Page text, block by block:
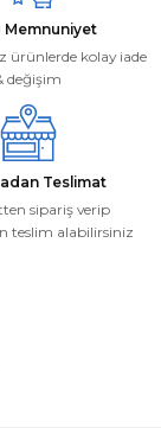
Memnuniyet
ürünlerde kolay iade
değişim
Teslimat
sipariş verip
teslim alabilirsiniz